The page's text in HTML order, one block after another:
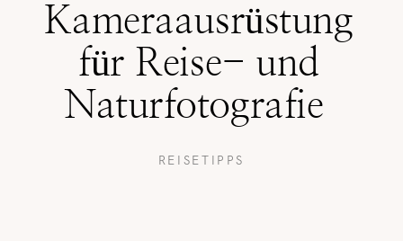
Kameraausrüstung
für Reise- und
Naturfotografie
REISETIPPS
SHOP